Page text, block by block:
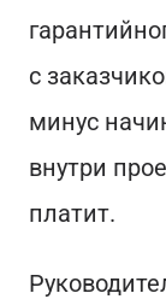
с
минус
внутри
платит.